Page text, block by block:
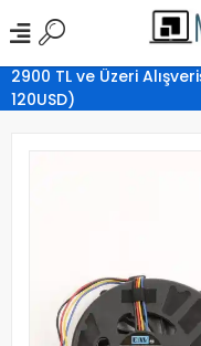
2900 TL ve Üzeri
120USD)